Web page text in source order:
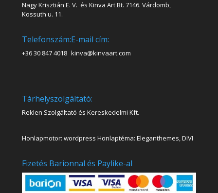
Nagy Krisztián E. V. és Kinva Art Bt. 7146. Várdomb,
Kossuth u. 11.
Telefonszám:
+36 30 847 4018
E-mail cím:
kinva@kinvaart.com
Tárhelyszolgáltató:
Reklen Szolgáltató és Kereskedelmi Kft.
Honlapmotor: wordpress Honlaptéma: Eleganthemes, DIVI
Fizetés Barionnal és Paylike-al